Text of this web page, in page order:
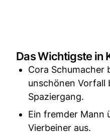
Das Wichtigste in
Cora Schumacher
unschönen Vorfall
Spaziergang.
Ein fremder Mann
Vierbeiner aus.